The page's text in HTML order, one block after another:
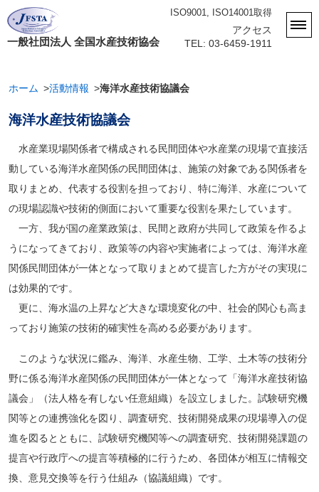
一般社団法人 全国水産技術協会
ISO9001, ISO14001取得
アクセス
TEL: 03-6459-1911
ホーム 活動情報 海洋水産技術協議会
海洋水産技術協議会
水産業現場関係者で構成される民間団体や水産業の現場で直接活
動している海洋水産関係の民間団体は、施策の対象である関係者を
取りまとめ、代表する役割を担っており、特に海洋、水産について
の現場認識や技術的側面において重要な役割を果たしています。
一方、我が国の産業政策は、民間と政府が共同して政策を作るよ
うになってきており、政策等の内容や実施者によっては、海洋水産
関係民間団体が一体となって取りまとめて提言した方がその実現に
は効果的です。
更に、海水温の上昇など大きな環境変化の中、社会的関心も高ま
っており施策の技術的確実性を高める必要があります。
このような状況に鑑み、海洋、水産生物、工学、土木等の技術分
野に係る海洋水産関係の民間団体が一体となって「海洋水産技術協
議会」（法人格を有しない任意組織）を設立しました。試験研究機
関等との連携強化を図り、調査研究、技術開発成果の現場導入の促
進を図るとともに、試験研究機関等への調査研究、技術開発課題の
提言や行政庁への提言等積極的に行うため、各団体が相互に情報交
換、意見交換等を行う仕組み（協議組織）です。